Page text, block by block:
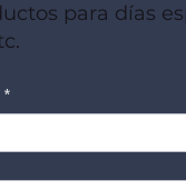
para días
*